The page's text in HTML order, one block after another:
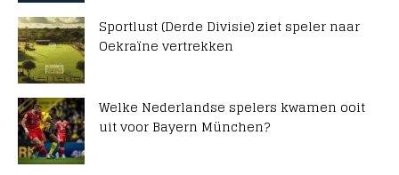
Sportlust (Derde Divisie) ziet speler naar
Oekraïne vertrekken
Welke Nederlandse spelers kwamen ooit
uit voor Bayern München?